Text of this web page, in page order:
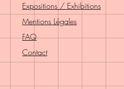
Expositions / Exhibitions
Mentions Légales
FAQ
Contact